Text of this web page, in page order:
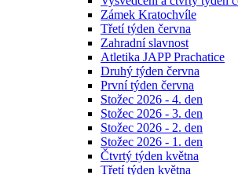
Zámek Kratochvíle
Třetí týden června
Zahradní slavnost
Atletika JAPP Prachatice
Druhý týden června
První týden června
Stožec 2026 - 4. den
Stožec 2026 - 3. den
Stožec 2026 - 2. den
Stožec 2026 - 1. den
Čtvrtý týden května
Třetí týden května